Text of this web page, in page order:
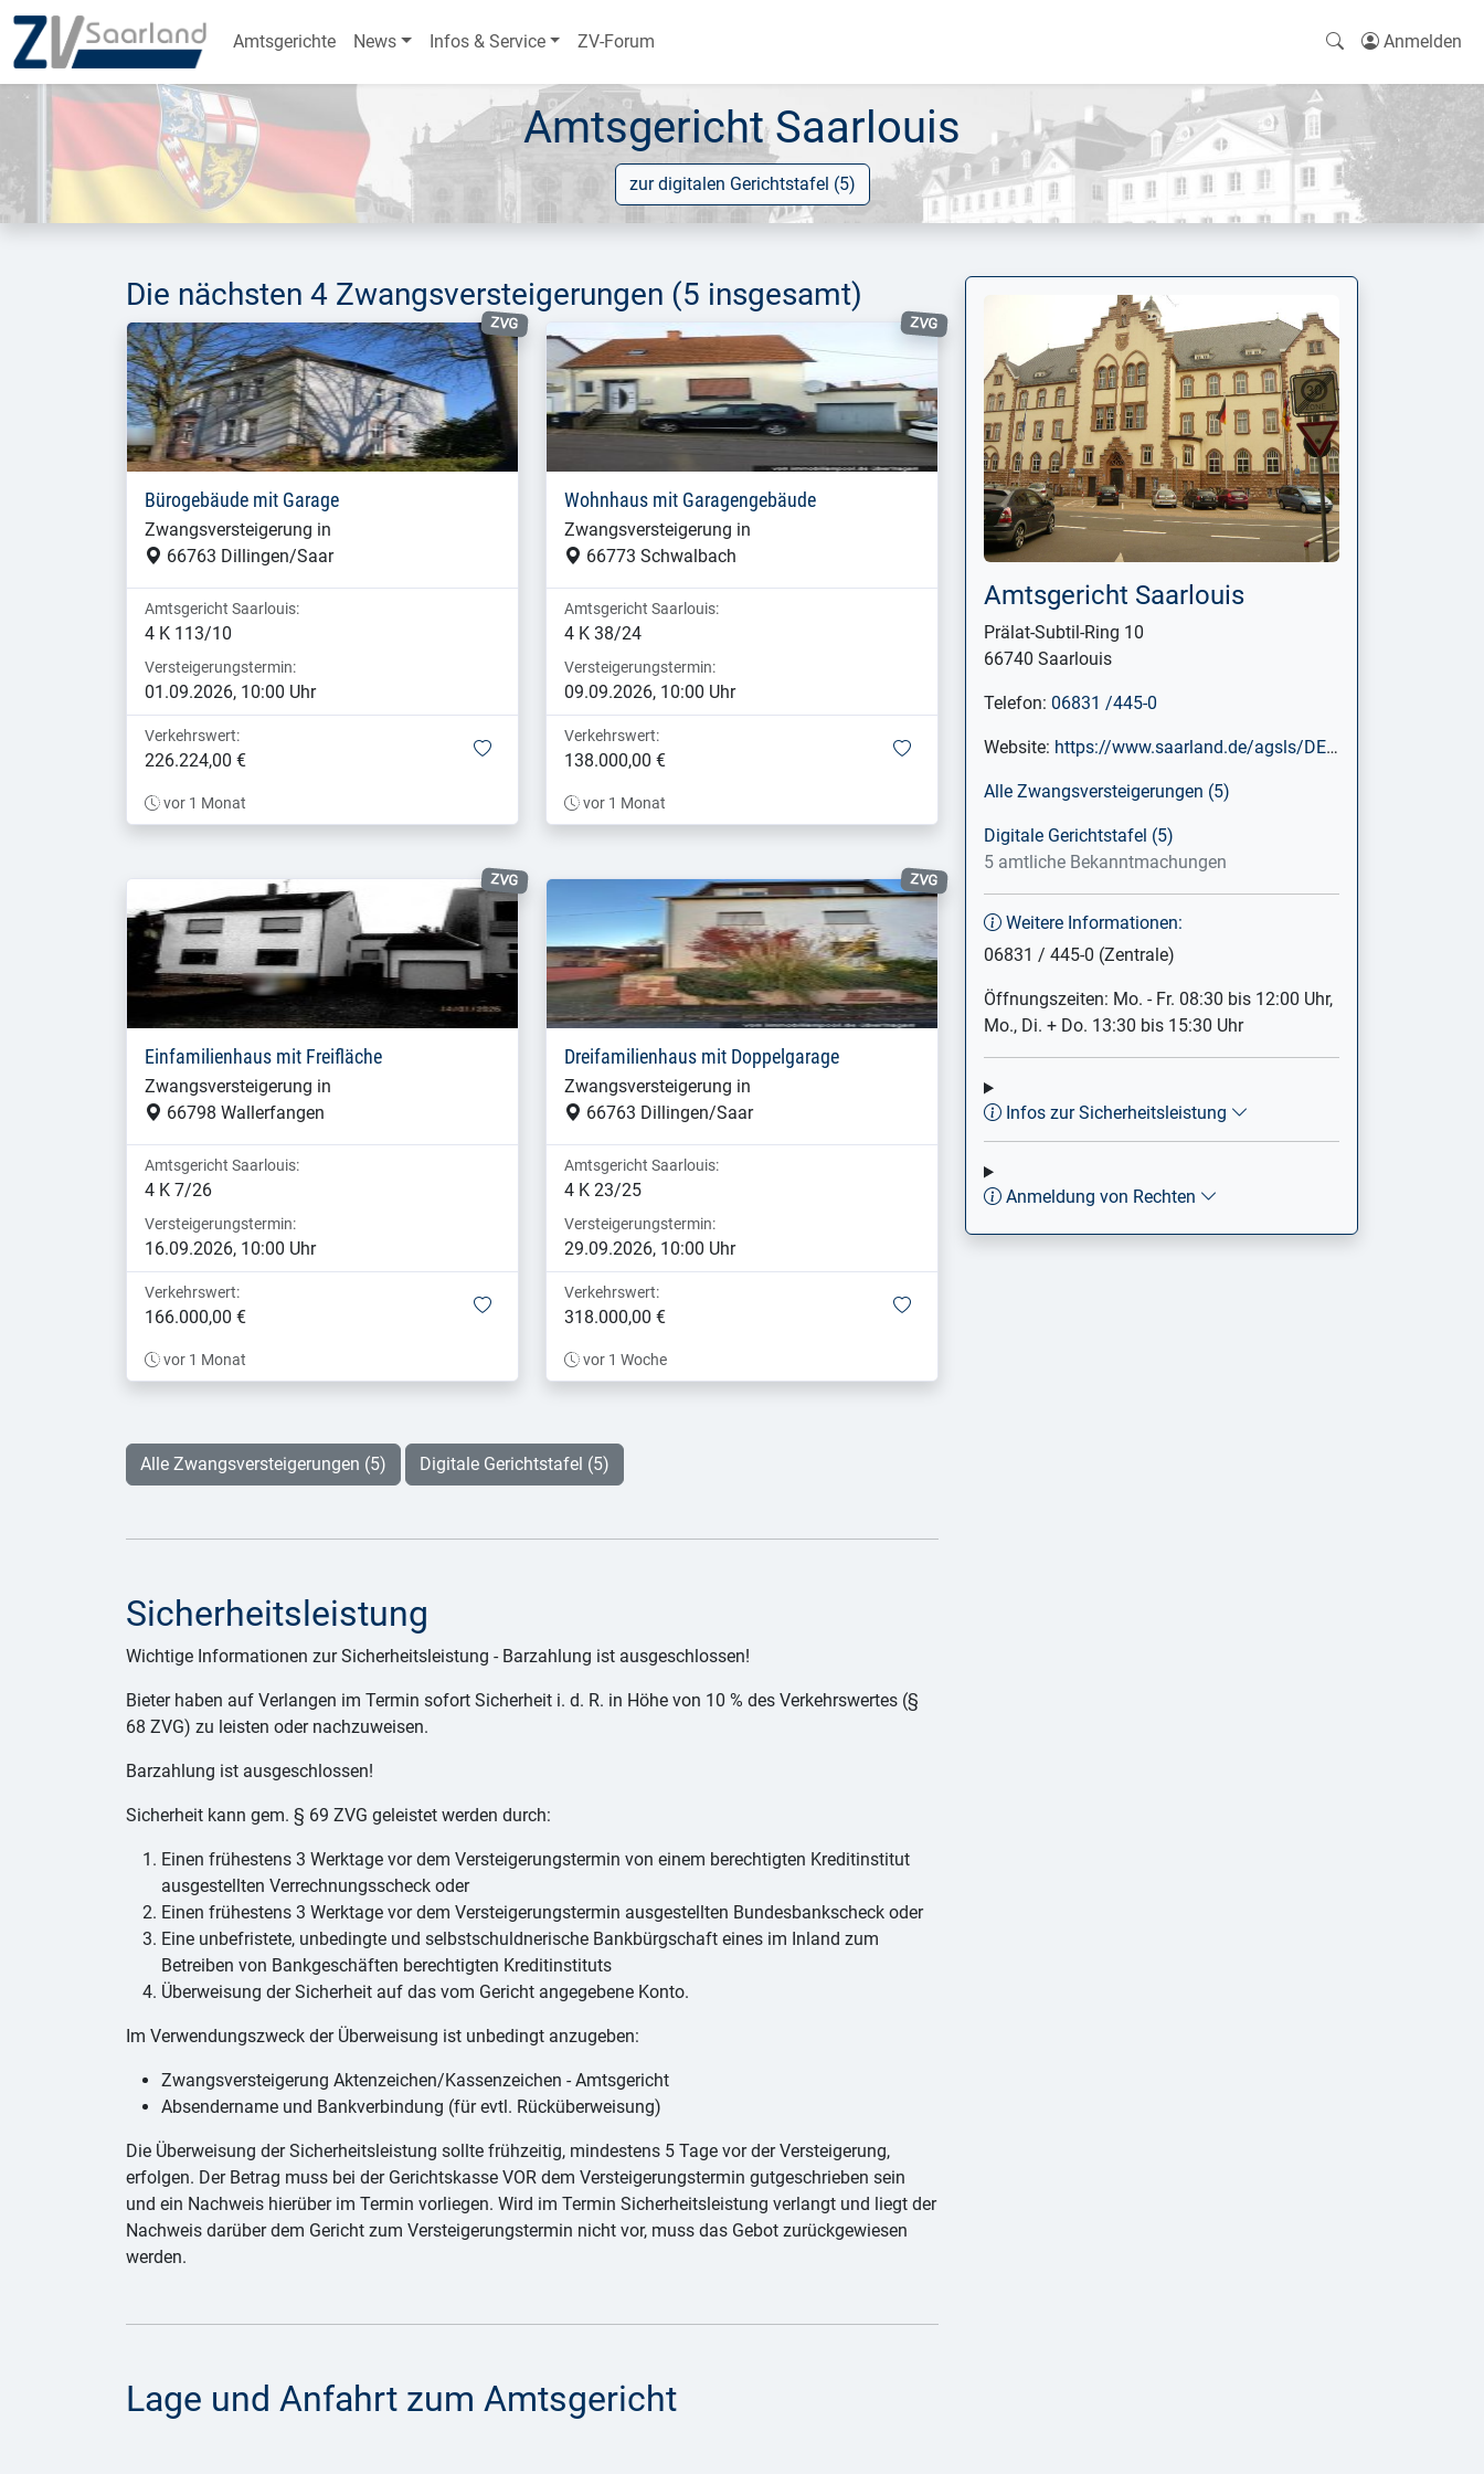
Amtsgerichte News Infos & Service ZV-Forum Anmelden
Amtsgericht Saarlouis
zur digitalen Gerichtstafel (5)
Die nächsten 4 Zwangsversteigerungen (5 insgesamt)
ZVG
Bürogebäude mit Garage
Zwangsversteigerung in
66763 Dillingen/Saar
Amtsgericht Saarlouis:
4 K 113/10
Versteigerungstermin:
01.09.2026, 10:00 Uhr
Verkehrswert:
226.224,00 €
merken
vor 1 Monat
ZVG
Wohnhaus mit Garagengebäude
Zwangsversteigerung in
66773 Schwalbach
Amtsgericht Saarlouis:
4 K 38/24
Versteigerungstermin:
09.09.2026, 10:00 Uhr
Verkehrswert:
138.000,00 €
merken
vor 1 Monat
ZVG
Einfamilienhaus mit Freifläche
Zwangsversteigerung in
66798 Wallerfangen
Amtsgericht Saarlouis:
4 K 7/26
Versteigerungstermin:
16.09.2026, 10:00 Uhr
Verkehrswert:
166.000,00 €
merken
vor 1 Monat
ZVG
Dreifamilienhaus mit Doppelgarage
Zwangsversteigerung in
66763 Dillingen/Saar
Amtsgericht Saarlouis:
4 K 23/25
Versteigerungstermin:
29.09.2026, 10:00 Uhr
Verkehrswert:
318.000,00 €
merken
vor 1 Woche
Alle Zwangsversteigerungen (5) Digitale Gerichtstafel (5)
Sicherheitsleistung
Wichtige Informationen zur Sicherheitsleistung - Barzahlung ist ausgeschlossen!
Bieter haben auf Verlangen im Termin sofort Sicherheit i. d. R. in Höhe von 10 % des Verkehrswertes (§
68 ZVG) zu leisten oder nachzuweisen.
Barzahlung ist ausgeschlossen!
Sicherheit kann gem. § 69 ZVG geleistet werden durch:
Einen frühestens 3 Werktage vor dem Versteigerungstermin von einem berechtigten Kreditinstitut
ausgestellten Verrechnungsscheck oder
Einen frühestens 3 Werktage vor dem Versteigerungstermin ausgestellten Bundesbankscheck oder
Eine unbefristete, unbedingte und selbstschuldnerische Bankbürgschaft eines im Inland zum
Betreiben von Bankgeschäften berechtigten Kreditinstituts
Überweisung der Sicherheit auf das vom Gericht angegebene Konto.
Im Verwendungszweck der Überweisung ist unbedingt anzugeben:
Zwangsversteigerung Aktenzeichen/Kassenzeichen - Amtsgericht
Absendername und Bankverbindung (für evtl. Rücküberweisung)
Die Überweisung der Sicherheitsleistung sollte frühzeitig, mindestens 5 Tage vor der Versteigerung,
erfolgen. Der Betrag muss bei der Gerichtskasse VOR dem Versteigerungstermin gutgeschrieben sein
und ein Nachweis hierüber im Termin vorliegen. Wird im Termin Sicherheitsleistung verlangt und liegt der
Nachweis darüber dem Gericht zum Versteigerungstermin nicht vor, muss das Gebot zurückgewiesen
werden.
Lage und Anfahrt zum Amtsgericht
Amtsgericht Saarlouis
Prälat-Subtil-Ring 10
66740 Saarlouis
Telefon: 06831 /445-0
Website: https://www.saarland.de/agsls/DE/home/home_node.html
Alle Zwangsversteigerungen (5)
Digitale Gerichtstafel (5)
5 amtliche Bekanntmachungen
Weitere Informationen:
06831 / 445-0 (Zentrale)
Öffnungszeiten: Mo. - Fr. 08:30 bis 12:00 Uhr,
Mo., Di. + Do. 13:30 bis 15:30 Uhr
Infos zur Sicherheitsleistung
Anmeldung von Rechten